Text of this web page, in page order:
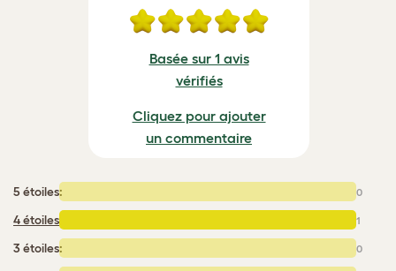
Basée sur 1 avis
vérifiés
Cliquez pour ajouter
un commentaire
5 étoiles: 0
4 étoiles 1
3 étoiles: 0